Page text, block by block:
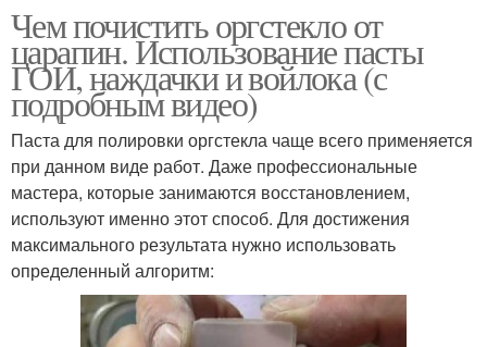
Чем почистить оргстекло от
царапин. Использование пасты
ГОИ, наждачки и войлока (с
подробным видео)
Паста для полировки оргстекла чаще всего применяется
при данном виде работ. Даже профессиональные
мастера, которые занимаются восстановлением,
используют именно этот способ. Для достижения
максимального результата нужно использовать
определенный алгоритм: